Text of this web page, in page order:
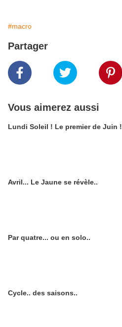
#macro
Partager
Vous aimerez aussi
Lundi Soleil ! Le premier de Juin !
Avril... Le Jaune se révèle..
Par quatre... ou en solo..
Cycle.. des saisons..